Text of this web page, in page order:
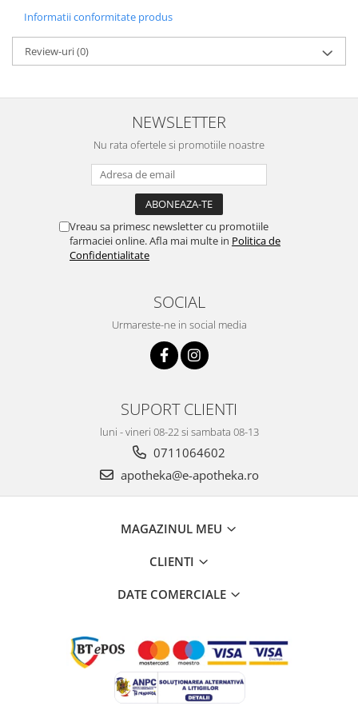
Informatii conformitate produs
Review-uri(0)
NEWSLETTER
Nu rata ofertele si promotiile noastre
Vreau sa primesc newsletter cu promotiile
farmaciei online. Afla mai multe in Politica de
Confidentialitate
SOCIAL
Urmareste-ne in social media
SUPORT CLIENTI
luni - vineri 08-22 si sambata 08-13
0711064602
apotheka@e-apotheka.ro
MAGAZINUL MEU
CLIENTI
DATE COMERCIALE